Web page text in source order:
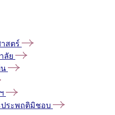
สตร์
ลัย
ประพฤติมิชอบ